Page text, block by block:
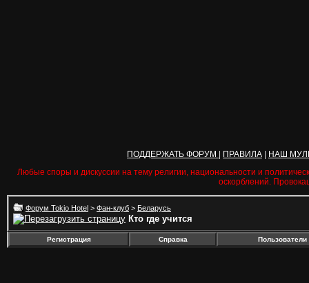
ПОДДЕРЖАТЬ ФОРУМ ПРАВИЛА
НАШ
Любые споры и дискуссии на тему религии, национальности и
оскорблений.
Форум Tokio Hotel > Фан-клуб > Беларусь
Кто где учится
Регистрация Справка Пользователи